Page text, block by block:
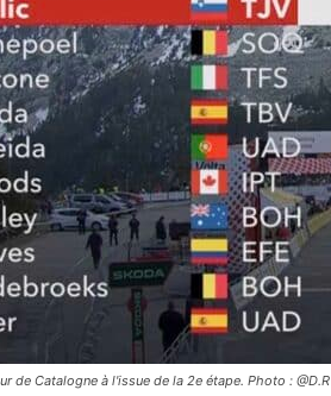
de Catalogne à l'issue de la 2e étape. Photo : @D.R